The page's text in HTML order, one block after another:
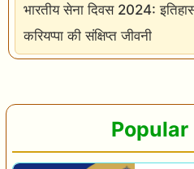
भारतीय सेना दिवस 2024:
करियप्पा की संक्षिप्त जीवनी
Popular